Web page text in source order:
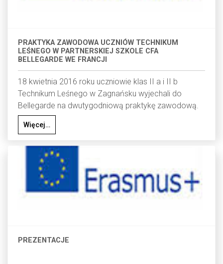
PRAKTYKA ZAWODOWA UCZNIÓW TECHNIKUM
LEŚNEGO W PARTNERSKIEJ SZKOLE CFA
BELLEGARDE WE FRANCJI
18 kwietnia 2016 roku uczniowie klas II a i II b
Technikum Leśnego w Zagnańsku wyjechali do
Bellegarde na dwutygodniową praktykę zawodową.
Więcej…
PREZENTACJE